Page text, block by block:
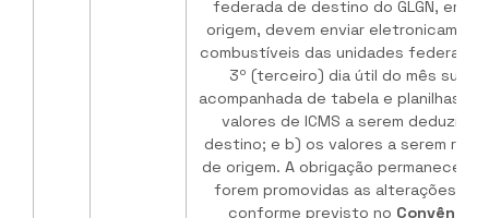
federada de destino do GLGN, em
origem, devem enviar
combustíveis das unidades
3º (terceiro) dia útil do mês
acompanhada de tabela e planilhas
valores de ICMS a serem
destino; e b) os valores a serem
de origem. A obrigação permanece
forem promovidas as alterações no
conforme previsto no Convênio